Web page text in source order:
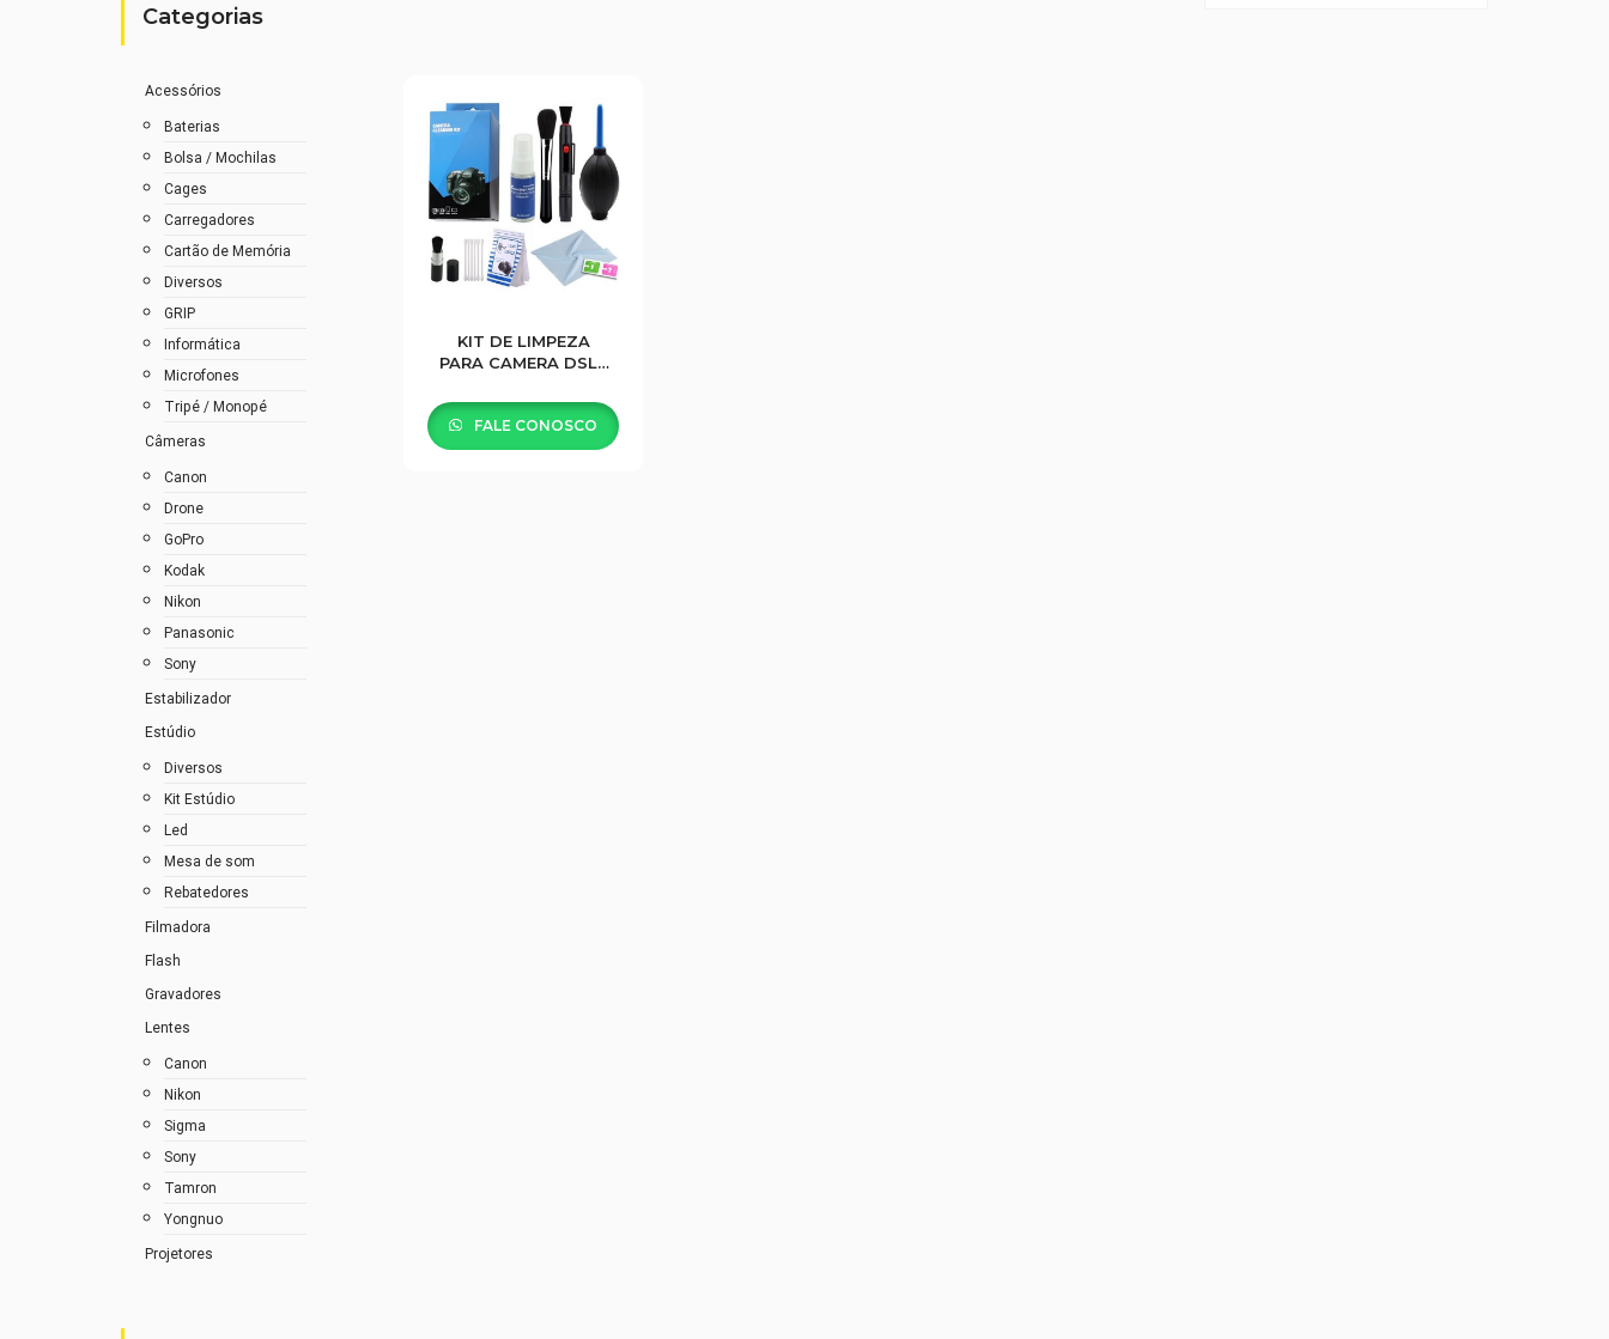
Categorias
Acessórios
Baterias
Bolsa / Mochilas
Cages
Carregadores
Cartão de Memória
Diversos
GRIP
Informática
Microfones
Tripé / Monopé
Câmeras
Canon
Drone
GoPro
Kodak
Nikon
Panasonic
Sony
Estabilizador
Estúdio
Diversos
Kit Estúdio
Led
Mesa de som
Rebatedores
Filmadora
Flash
Gravadores
Lentes
Canon
Nikon
Sigma
Sony
Tamron
Yongnuo
Projetores
KIT DE LIMPEZA
PARA CAMERA DSLR
EC01
FALE CONOSCO